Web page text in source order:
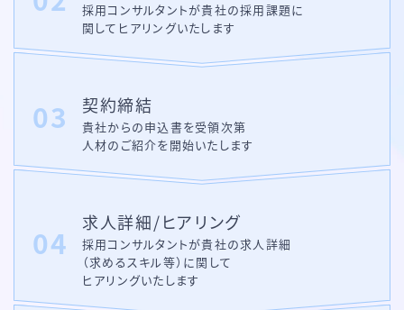
採用コンサルタントが貴社の採用課題に
関して ヒアリングいたします
契約締結
貴社からの申込書を受領次第
人材のご紹介を開始いたします
求人詳細/ヒアリング
採用コンサルタントが貴社の求人詳細
（求めるスキル等）に関して
ヒアリングいたします